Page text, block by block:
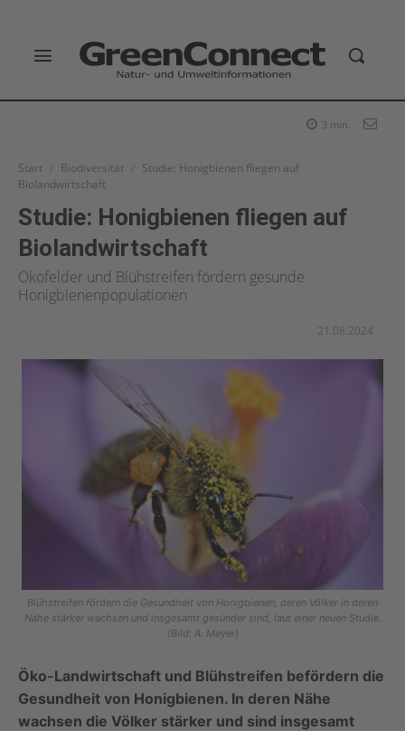
3 min.
Start Biodiversität
Studie: Honigbienen fliegen auf
Biolandwirtschaft
Studie: Honigbienen fliegen auf
Biolandwirtschaft
Ökofelder und Blühstreifen fördern gesunde
Honigbienenpopulationen
21.08.2024
Blühstreifen fördern die Gesundheit von Honigbienen, deren Völker in deren
Nähe stärker wachsen und insgesamt gesünder sind, laut einer neuen Studie.
(Bild: A. Meyer)
Öko-Landwirtschaft und Blühstreifen befördern die
Gesundheit von Honigbienen. In deren Nähe
wachsen die Völker stärker und sind insgesamt